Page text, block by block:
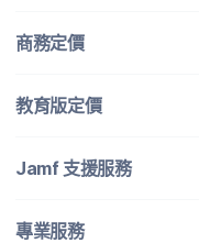
商務定​價
教育版定​價
Jamf 支援​服務
專業​服務